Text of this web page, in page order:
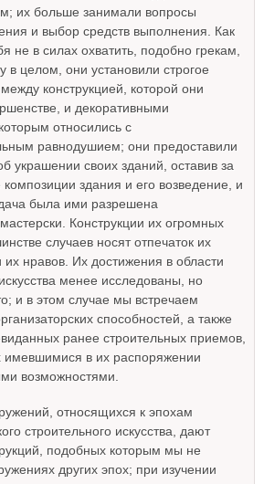
их больше занимали вопросы
и выбор средств выполнения. Как
не в силах охватить, подобно грекам,
в целом, они установили строгое
конструкцией, которой они
и декоративными
относились с
равнодушием; они предоставили
украшении своих зданий, оставив за
здания и его возведение, и
была ими разрешена
Конструкции их огромных
случаев носят отпечаток их
их нравов. Их достижения в области
менее исследованы, но
и в этом случае мы встречаем
способностей, а также
ранее строительных приемов,
имевшимися в их распоряжении
возможностями.
относящихся к эпохам
строительного искусства, дают
подобных которым мы не
других эпох; при изучении